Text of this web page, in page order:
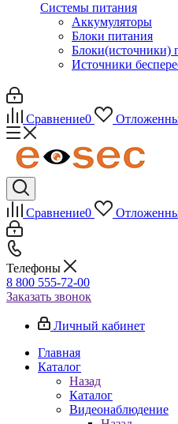
Системы питания
Аккумуляторы
Блоки питания
Блоки(источники)
Источники
Сравнение0
Сравнение0
Телефоны
8 800 555-72-00
Заказать звонок
Личный кабинет
Главная
Каталог
Назад
Каталог
Видеонаблюдение